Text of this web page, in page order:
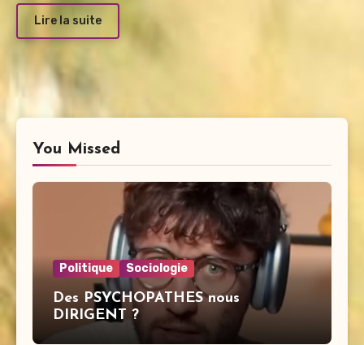
Lire la suite
You Missed
Politique Sociologie
Des PSYCHOPATHES nous
DIRIGENT ?